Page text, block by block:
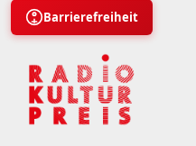
Barrierefreiheit